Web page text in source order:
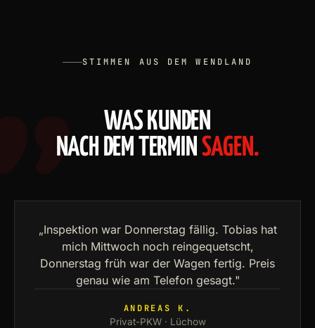
STIMMEN AUS DEM WENDLAND
WAS KUNDEN
NACH DEM TERMIN SAGEN.
„Inspektion war Donnerstag fällig. Tobias hat
mich Mittwoch noch reingequetscht,
Donnerstag früh war der Wagen fertig. Preis
genau wie am Telefon gesagt."
ANDREAS K.
Privat-PKW · Lüchow